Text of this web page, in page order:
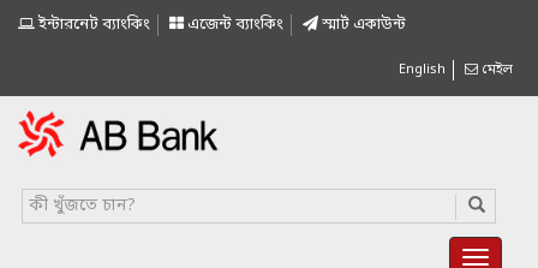
ইন্টারনেট ব্যাংকিং এজেন্ট ব্যাংকিং স্মাৰ্ট একাউন্ট
English মেইল